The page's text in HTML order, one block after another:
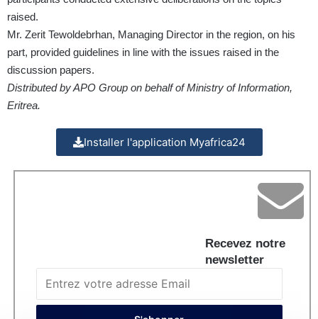
raised.
Mr. Zerit Tewoldebrhan, Managing Director in the region, on his
part, provided guidelines in line with the issues raised in the
discussion papers.
Distributed by APO Group on behalf of Ministry of Information,
Eritrea.
Installer l'application Myafrica24
Recevez notre
newsletter